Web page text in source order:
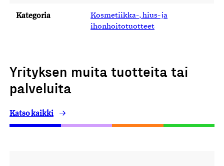
Kategoria
Kosmetiikka-, hius- ja
ihonhoitotuotteet
Yrityksen muita tuotteita tai
palveluita
Katso kaikki